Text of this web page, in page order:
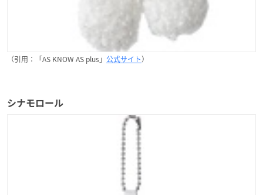
（引用：「AS KNOW AS plus」 公式サイト）
シナモロール